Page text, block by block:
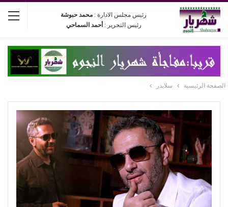
رئيس مجلس الادارة : محمد حبوشة
رئيس التحرير : أحمد السماحي
الصفحة الرئيسية سلايدر